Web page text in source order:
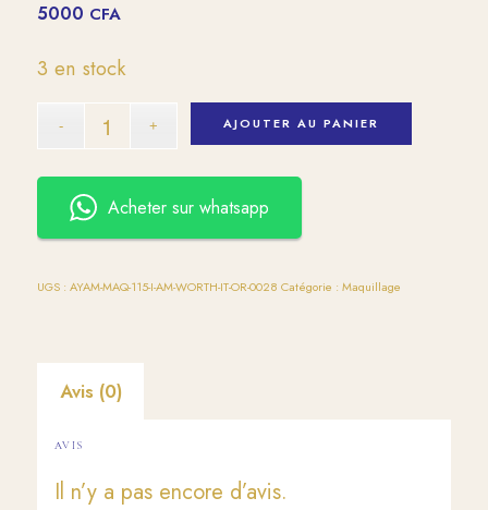
5000 CFA
3 en stock
AJOUTER AU PANIER
Acheter sur whatsapp
UGS : AYAM-MAQ-115-I-AM-WORTH-IT-OR-0028 Catégorie : Maquillage
Avis (0)
AVIS
Il n’y a pas encore d’avis.